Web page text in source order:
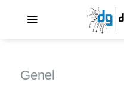
Genel